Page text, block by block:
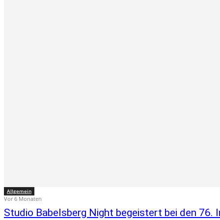
Allgemein
Vor 6 Monaten
Studio Babelsberg Night begeistert bei den